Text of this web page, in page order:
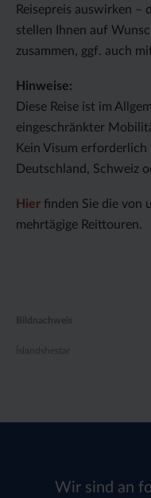
Reisepreis auswirken –
stellen Ihnen auf
zusammen, ggf. auch
Hinweise:
Diese Reise ist im
eingeschränkter
Kein Visum
Deutschland, Schweiz
Hier finden Sie die von
mehrtägige Reittouren.
Bildnachweis
Íslandshestar
Wir sind an